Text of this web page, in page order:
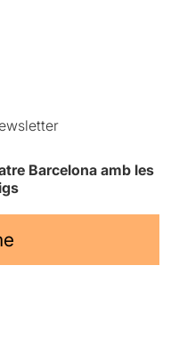
Barcelona amb les